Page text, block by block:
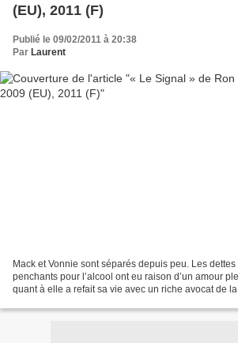
(EU), 2011 (F)
Publié le 09/02/2011 à 20:38
Par Laurent
Mack et Vonnie sont séparés depuis peu. Les
penchants pour l’alcool ont eu raison d’un amour
quant à elle a refait sa vie avec un riche avocat de